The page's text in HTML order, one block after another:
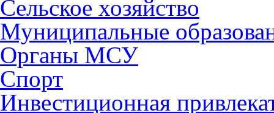
Сельское хозяйство
Муниципальные
Органы МСУ
Спорт
Инвестиционная